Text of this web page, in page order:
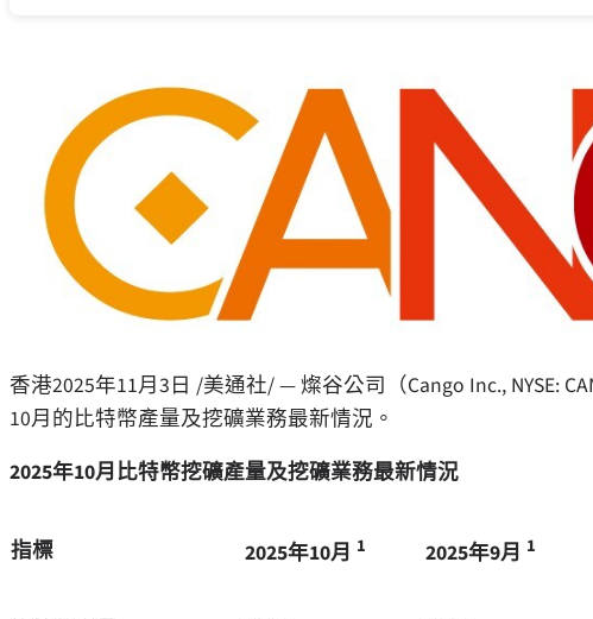
香港2025年11月3日 /美通社/ — 燦谷公司（Cango Inc., NYSE:
10月的比特幣產量及挖礦業務最新情況。
2025年10月比特幣挖礦產量及挖礦業務最新情況
指標 2025年10月 1 2025年9月 1